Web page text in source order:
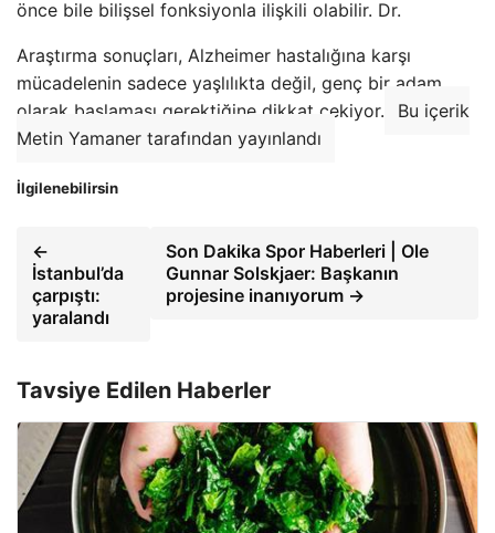
önce bile bilişsel fonksiyonla ilişkili olabilir. Dr.
Araştırma sonuçları, Alzheimer hastalığına karşı
mücadelenin sadece yaşlılıkta değil, genç bir adam
olarak başlaması gerektiğine dikkat çekiyor.
Bu içerik
Metin Yamaner tarafından yayınlandı
İlgilenebilirsin
←
İstanbul’da
çarpıştı:
yaralandı
Son Dakika Spor Haberleri | Ole
Gunnar Solskjaer: Başkanın
projesine inanıyorum →
Tavsiye Edilen Haberler